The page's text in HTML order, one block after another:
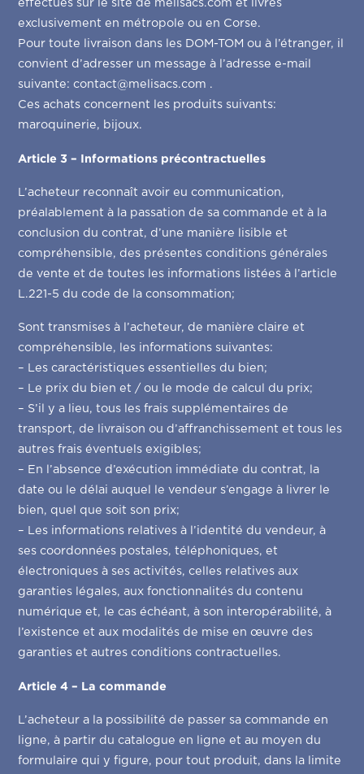
effectués sur le site de melisacs.com et livrés
exclusivement en métropole ou en Corse.
Pour toute livraison dans les DOM-TOM ou à l’étranger, il
convient d’adresser un message à l’adresse e-mail
suivante: contact@melisacs.com .
Ces achats concernent les produits suivants:
maroquinerie, bijoux.
Article 3 – Informations précontractuelles
L’acheteur reconnaît avoir eu communication,
préalablement à la passation de sa commande et à la
conclusion du contrat, d’une manière lisible et
compréhensible, des présentes conditions générales
de vente et de toutes les informations listées à l’article
L.221-5 du code de la consommation;
Sont transmises à l’acheteur, de manière claire et
compréhensible, les informations suivantes:
– Les caractéristiques essentielles du bien;
– Le prix du bien et / ou le mode de calcul du prix;
– S’il y a lieu, tous les frais supplémentaires de
transport, de livraison ou d’affranchissement et tous les
autres frais éventuels exigibles;
– En l’absence d’exécution immédiate du contrat, la
date ou le délai auquel le vendeur s’engage à livrer le
bien, quel que soit son prix;
– Les informations relatives à l’identité du vendeur, à
ses coordonnées postales, téléphoniques, et
électroniques à ses activités, celles relatives aux
garanties légales, aux fonctionnalités du contenu
numérique et, le cas échéant, à son interopérabilité, à
l’existence et aux modalités de mise en œuvre des
garanties et autres conditions contractuelles.
Article 4 – La commande
L’acheteur a la possibilité de passer sa commande en
ligne, à partir du catalogue en ligne et au moyen du
formulaire qui y figure, pour tout produit, dans la limite